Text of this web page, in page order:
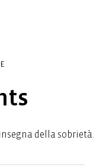
della sobrietà.